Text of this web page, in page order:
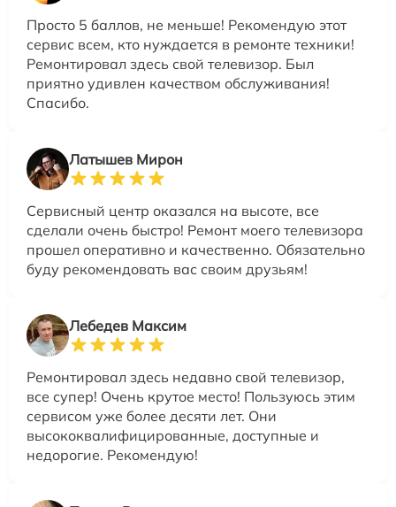
Просто 5 баллов, не меньше! Рекомендую этот
сервис всем, кто нуждается в ремонте техники!
Ремонтировал здесь свой телевизор. Был
приятно удивлен качеством обслуживания!
Спасибо.
Латышев Мирон
Сервисный центр оказался на высоте, все
сделали очень быстро! Ремонт моего телевизора
прошел оперативно и качественно. Обязательно
буду рекомендовать вас своим друзьям!
Лебедев Максим
Ремонтировал здесь недавно свой телевизор,
все супер! Очень крутое место! Пользуюсь этим
сервисом уже более десяти лет. Они
высококвалифицированные, доступные и
недорогие. Рекомендую!